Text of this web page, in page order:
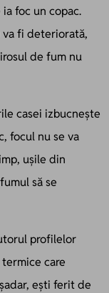
foc un copac.
fi deteriorată,
de fum nu
casei izbucnește
focul nu se va
ușile din
să se
profilelor
care
ești ferit de